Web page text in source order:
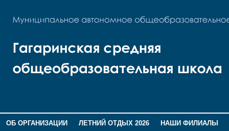
ОБ ОРГАНИЗАЦИИ ЛЕТНИЙ ОТДЫХ 2026
НАШИ ФИЛИАЛЫ